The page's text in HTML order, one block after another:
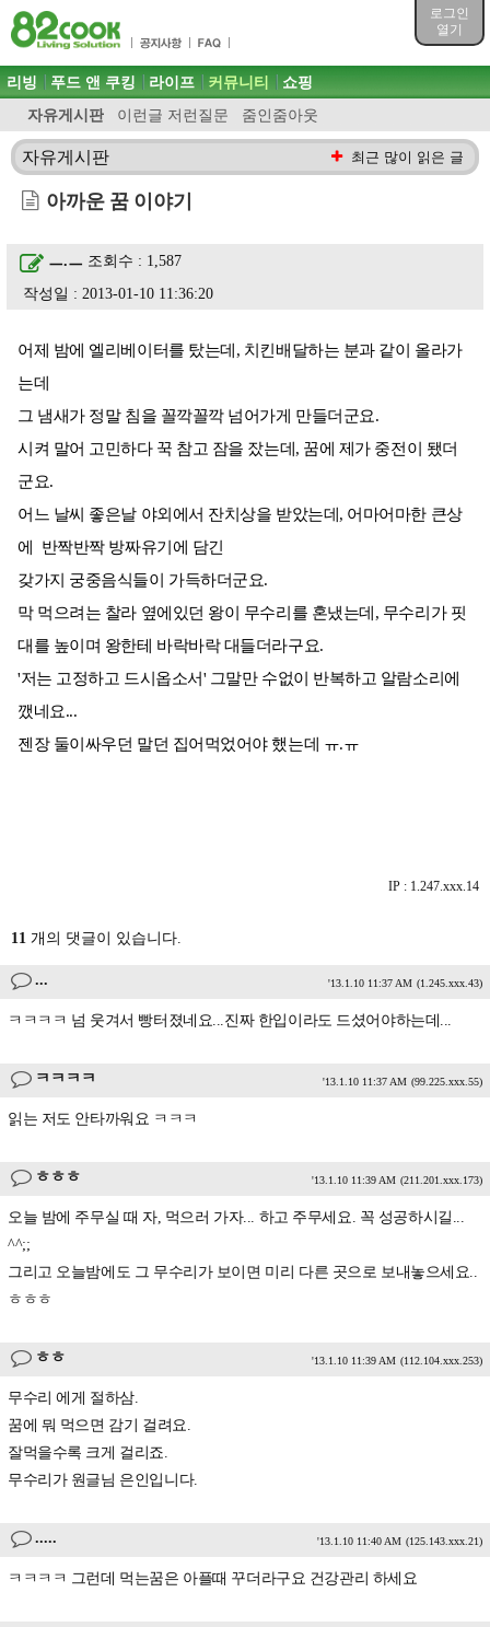
로그인
열기
목차
주메뉴 바로가기
컨텐츠 바로가기
검색 바로가기
로그인 바로가기
주메뉴
리빙 푸드 앤 쿠킹 라이프 커뮤니티
자유게시판 이런글 저런질문 줌인줌아웃
쇼핑
자유게시판 최근 많이 읽은 글
아까운 꿈 이야기
ㅡ.ㅡ 조회수 : 1,587
작성일 : 2013-01-10 11:36:20
어제 밤에 엘리베이터를 탔는데, 치킨배달하는 분과 같이 올라가
는데
그 냄새가 정말 침을 꼴깍꼴깍 넘어가게 만들더군요.
시켜 말어 고민하다 꾹 참고 잠을 잤는데, 꿈에 제가 중전이 됐더
군요.
어느 날씨 좋은날 야외에서 잔치상을 받았는데, 어마어마한 큰상
에 반짝반짝 방짜유기에 담긴
갖가지 궁중음식들이 가득하더군요.
막 먹으려는 찰라 옆에있던 왕이 무수리를 혼냈는데, 무수리가 핏
대를 높이며 왕한테 바락바락 대들더라구요.
'저는 고정하고 드시옵소서' 그말만 수없이 반복하고 알람소리에
깼네요...
젠장 둘이싸우던 말던 집어먹었어야 했는데 ㅠ.ㅠ
IP : 1.247.xxx.14
11 개의 댓글이 있습니다.
... '13.1.10 11:37 AM (1.245.xxx.43)
ㅋㅋㅋㅋ 넘 웃겨서 빵터졌네요...진짜 한입이라도 드셨어야하는데...
ㅋㅋㅋㅋ '13.1.10 11:37 AM (99.225.xxx.55)
읽는 저도 안타까워요 ㅋㅋㅋ
ㅎㅎㅎ '13.1.10 11:39 AM (211.201.xxx.173)
오늘 밤에 주무실 때 자, 먹으러 가자... 하고 주무세요. 꼭 성공하시길...
^^;;
그리고 오늘밤에도 그 무수리가 보이면 미리 다른 곳으로 보내놓으세요..
ㅎㅎㅎ
ㅎㅎ '13.1.10 11:39 AM (112.104.xxx.253)
무수리 에게 절하삼.
꿈에 뭐 먹으면 감기 걸려요.
잘먹을수록 크게 걸리죠.
무수리가 원글님 은인입니다.
..... '13.1.10 11:40 AM (125.143.xxx.21)
ㅋㅋㅋㅋ 그런데 먹는꿈은 아플때 꾸더라구요 건강관리 하세요